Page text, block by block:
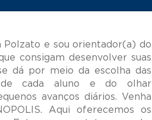
Polzato e sou orientador(a) do
consigam desenvolver suas
dá por meio da escolha das
de cada aluno e do olhar
avanços diários. Venha
Aqui oferecemos os